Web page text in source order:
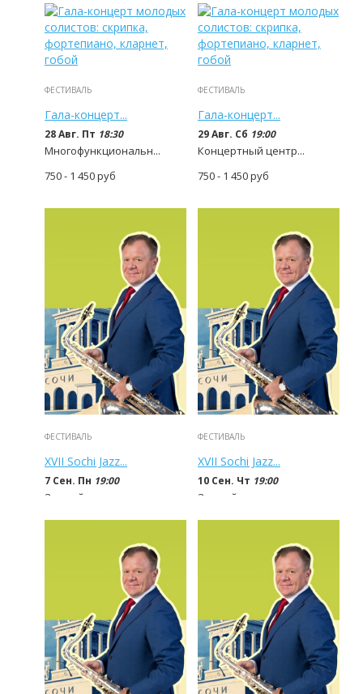
ФЕСТИВАЛЬ
Гала-концерт...
28 Авг. Пт 18:30
Многофункциональн...
750 - 1 450руб
ФЕСТИВАЛЬ
Гала-концерт...
29 Авг. Сб 19:00
Концертный центр...
750 - 1 450руб
ФЕСТИВАЛЬ
XVII Sochi Jazz...
7 Сен. Пн 19:00
Зимний театр
500 - 5 000руб
ФЕСТИВАЛЬ
XVII Sochi Jazz...
10 Сен. Чт 19:00
Зимний театр
1 500 - 5 000руб